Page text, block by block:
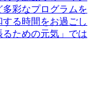
彩なプログラムを
る時間をお過ごし
ための元気」では